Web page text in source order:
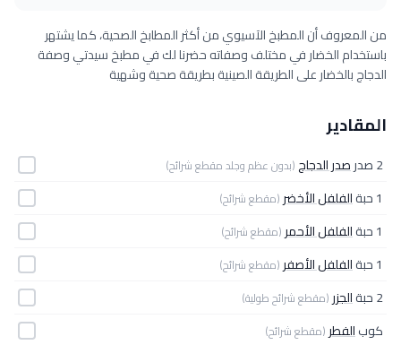
من المعروف أن المطبخ الآسيوي من أكثر المطابخ الصحية، كما يشتهر
باستخدام الخضار في مختلف وصفاته حضرنا لك في مطبخ سيدتي وصفة
الدجاج بالخضار على الطريقة الصينية بطريقة صحية وشهية
المقادير
2 صدر صدر الدجاج(بدون عظم وجلد مقطع شرائح)
1 حبة الفلفل الأخضر (مقطع شرائح)
1 حبة الفلفل الأحمر (مقطع شرائح)
1 حبة الفلفل الأصفر (مقطع شرائح)
2 حبة الجزر (مقطع شرائح طولية)
كوبالفطر (مقطع شرائح)